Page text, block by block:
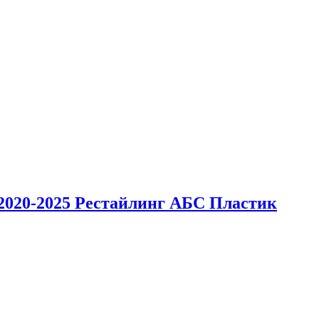
2025 Рестайлинг АБС Пластик